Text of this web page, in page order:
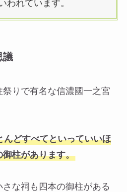
われています。
議
りで有名な信濃國一之宮
んどすべてといっていいほ
柱があります。
な祠も四本の御柱がある